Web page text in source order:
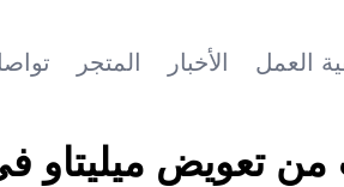
العمل الأخبار المتجر
تعويض ميليتاو